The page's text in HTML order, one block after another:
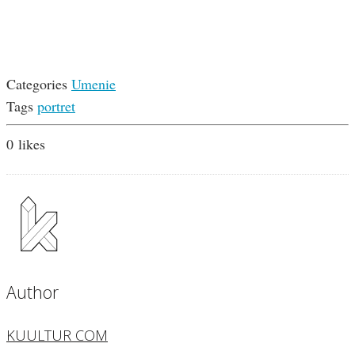
Categories Umenie
Tags portret
0 likes
Author
KUULTUR COM